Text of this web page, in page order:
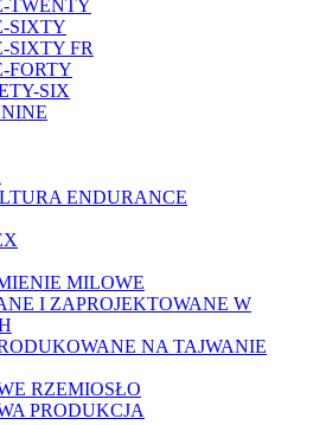
TWENTY
SIXTY
SIXTY FR
FORTY
SIX
ENDURANCE
MILOWE
I ZAPROJEKTOWANE W
NA TAJWANIE
RZEMIOSŁO
PRODUKCJA